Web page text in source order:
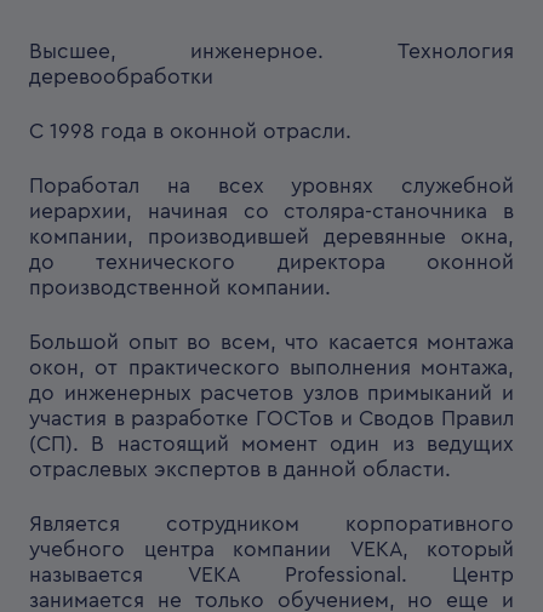
Высшее, инженерное. Технология
деревообработки
С 1998 года в оконной отрасли.
Поработал на всех уровнях служебной
иерархии, начиная со столяра-станочника в
компании, производившей деревянные окна,
до технического директора оконной
производственной компании.
Большой опыт во всем, что касается монтажа
окон, от практического выполнения монтажа,
до инженерных расчетов узлов примыканий и
участия в разработке ГОСТов и Сводов Правил
(СП). В настоящий момент один из ведущих
отраслевых экспертов в данной области.
Является сотрудником корпоративного
учебного центра компании VEKA, который
называется VEKA Professional. Центр
занимается не только обучением, но еще и